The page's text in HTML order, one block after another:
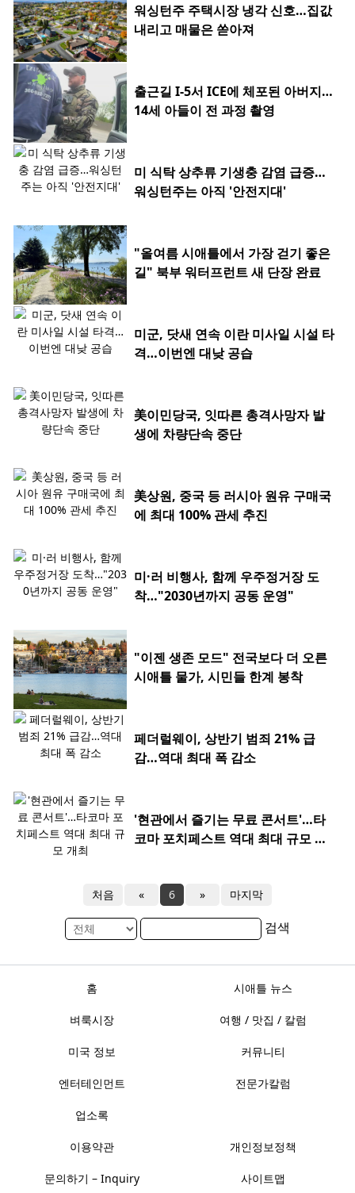
워싱턴주 주택시장 냉각 신호…집값
내리고 매물은 쏟아져
출근길 I-5서 ICE에 체포된 아버지…
14세 아들이 전 과정 촬영
미 식탁 상추류 기생충 감염 급증…
워싱턴주는 아직 '안전지대'
"올여름 시애틀에서 가장 걷기 좋은
길" 북부 워터프런트 새 단장 완료
미군, 닷새 연속 이란 미사일 시설 타
격…이번엔 대낮 공습
美이민당국, 잇따른 총격사망자 발
생에 차량단속 중단
美상원, 중국 등 러시아 원유 구매국
에 최대 100% 관세 추진
미·러 비행사, 함께 우주정거장 도
착…"2030년까지 공동 운영"
"이젠 생존 모드" 전국보다 더 오른
시애틀 물가, 시민들 한계 봉착
페더럴웨이, 상반기 범죄 21% 급
감…역대 최대 폭 감소
'현관에서 즐기는 무료 콘서트'…타
코마 포치페스트 역대 최대 규모 개
처음 « 6 » 마지막
검색
홈 시애틀 뉴스
벼룩시장 여행 / 맛집 / 칼럼
미국 정보 커뮤니티
엔터테인먼트 전문가칼럼
업소록
이용약관 개인정보정책
문의하기 – Inquiry 사이트맵